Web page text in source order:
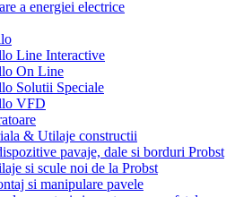
a energiei electrice
Line Interactive
On Line
Solutii Speciale
VFD
& Utilaje constructii
pavaje, dale si borduri Probst
si scule noi de la Probst
si manipulare pavele